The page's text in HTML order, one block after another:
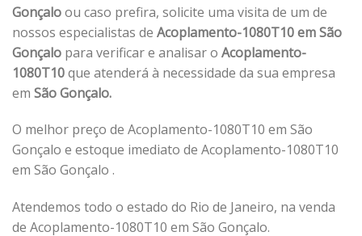
Gonçaloou caso prefira, solicite uma visita de um de
nossos especialistas de Acoplamento-1080T10 em São
Gonçalo para verificar e analisar o Acoplamento-
1080T10que atenderá à necessidade da sua empresa
em São Gonçalo.
O melhor preço de Acoplamento-1080T10 em São
Gonçalo e estoque imediato de Acoplamento-1080T10
em São Gonçalo .
Atendemos todo o estado do Rio de Janeiro, na venda
de Acoplamento-1080T10 em São Gonçalo.